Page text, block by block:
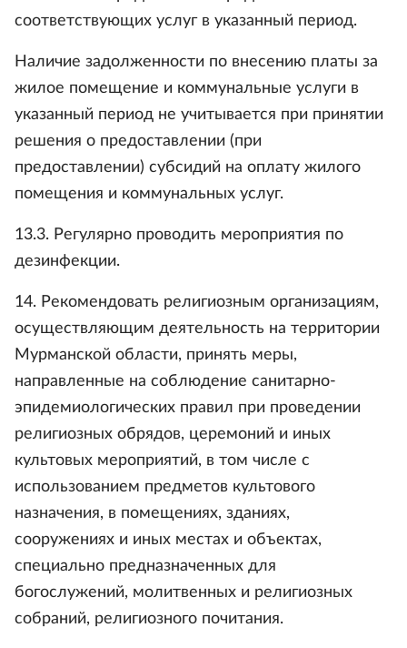
соответствующих услуг в указанный период.
Наличие задолженности по внесению платы за
жилое помещение и коммунальные услуги в
указанный период не учитывается при принятии
решения о предоставлении (при
предоставлении) субсидий на оплату жилого
помещения и коммунальных услуг.
13.3. Регулярно проводить мероприятия по
дезинфекции.
14. Рекомендовать религиозным организациям,
осуществляющим деятельность на территории
Мурманской области, принять меры,
направленные на соблюдение санитарно-
эпидемиологических правил при проведении
религиозных обрядов, церемоний и иных
культовых мероприятий, в том числе с
использованием предметов культового
назначения, в помещениях, зданиях,
сооружениях и иных местах и объектах,
специально предназначенных для
богослужений, молитвенных и религиозных
собраний, религиозного почитания.